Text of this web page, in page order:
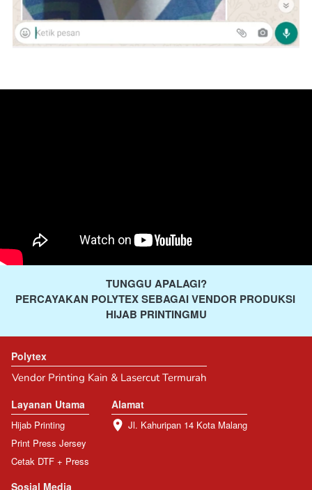
TUNGGU APALAGI?
PERCAYAKAN POLYTEX SEBAGAI VENDOR PRODUKSI
HIJAB PRINTINGMU
Polytex
Vendor Printing Kain & Lasercut Termurah
Layanan Utama
Hijab Printing
Print Press Jersey
Cetak DTF + Press
Alamat
Jl. Kahuripan 14 Kota Malang
Sosial Media